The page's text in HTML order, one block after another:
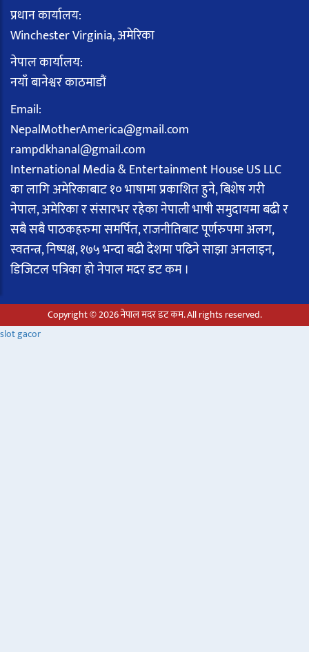
प्रधान कार्यालय:
Winchester Virginia, अमेरिका
नेपाल कार्यालय:
नयाँ बानेश्वर काठमाडौं
Email:
NepalMotherAmerica@gmail.com
rampdkhanal@gmail.com
International Media & Entertainment House US LLC
का लागि अमेरिकाबाट १० भाषामा प्रकाशित हुने, बिशेष गरी
नेपाल, अमेरिका र संसारभर रहेका नेपाली भाषी समुदायमा बढी र
सबै सबै पाठकहरुमा समर्पित, राजनीतिबाट पूर्णरुपमा अलग,
स्वतन्त्र, निष्पक्ष, १७५ भन्दा बढी देशमा पढिने साझा अनलाइन,
डिजिटल पत्रिका हो नेपाल मदर डट कम ।
Copyright © 2026 नेपाल मदर डट कम. All rights reserved.
slot gacor